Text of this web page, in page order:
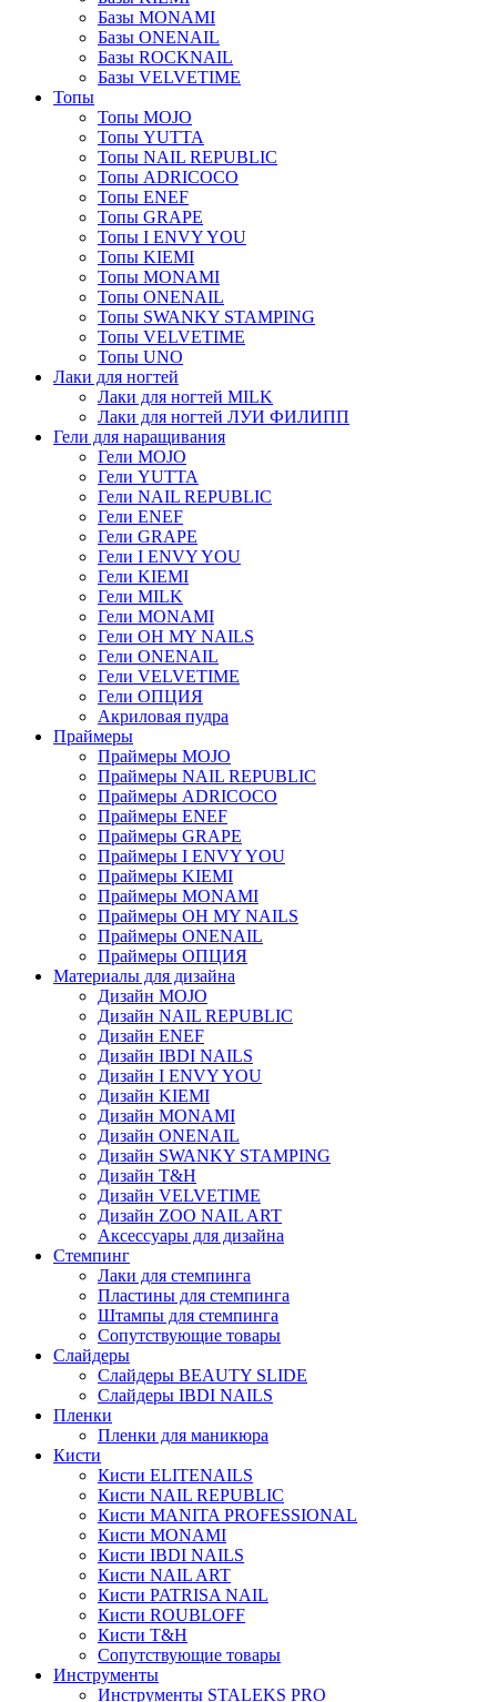
Базы MONAMI
Базы ONENAIL
Базы ROCKNAIL
Базы VELVETIME
Топы
Топы MOJO
Топы YUTTA
Топы NAIL REPUBLIC
Топы ADRICOCO
Топы ENEF
Топы GRAPE
Топы I ENVY YOU
Топы KIEMI
Топы MONAMI
Топы ONENAIL
Топы SWANKY STAMPING
Топы VELVETIME
Топы UNO
Лаки для ногтей
Лаки для ногтей MILK
Лаки для ногтей ЛУИ ФИЛИПП
Гели для наращивания
Гели MOJO
Гели YUTTA
Гели NAIL REPUBLIC
Гели ENEF
Гели GRAPE
Гели I ENVY YOU
Гели KIEMI
Гели MILK
Гели MONAMI
Гели OH MY NAILS
Гели ONENAIL
Гели VELVETIME
Гели ОПЦИЯ
Акриловая пудра
Праймеры
Праймеры MOJO
Праймеры NAIL REPUBLIC
Праймеры ADRICOCO
Праймеры ENEF
Праймеры GRAPE
Праймеры I ENVY YOU
Праймеры KIEMI
Праймеры MONAMI
Праймеры OH MY NAILS
Праймеры ONENAIL
Праймеры ОПЦИЯ
Материалы для дизайна
Дизайн MOJO
Дизайн NAIL REPUBLIC
Дизайн ENEF
Дизайн IBDI NAILS
Дизайн I ENVY YOU
Дизайн KIEMI
Дизайн MONAMI
Дизайн ONENAIL
Дизайн SWANKY STAMPING
Дизайн T&H
Дизайн VELVETIME
Дизайн ZOO NAIL ART
Аксессуары для дизайна
Стемпинг
Лаки для стемпинга
Пластины для стемпинга
Штампы для стемпинга
Сопутствующие товары
Слайдеры
Слайдеры BEAUTY SLIDE
Слайдеры IBDI NAILS
Пленки
Пленки для маникюра
Кисти
Кисти ELITENAILS
Кисти NAIL REPUBLIC
Кисти MANITA PROFESSIONAL
Кисти MONAMI
Кисти IBDI NAILS
Кисти NAIL ART
Кисти PATRISA NAIL
Кисти ROUBLOFF
Кисти T&H
Сопутствующие товары
Инструменты
Инструменты STALEKS PRO